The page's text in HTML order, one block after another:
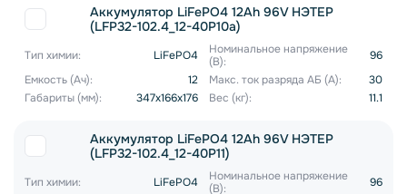
Аккумулятор LiFePO4 12Ah 96V НЭТЕР
(LFP32-102.4_12-40P10a)
Тип химии: LiFePO4
Номинальное напряжение
(В):
96
Емкость (Ач):
12 Макс. ток разряда АБ (А):
30
Габариты (мм):
347x166x176 Вес (кг): 11.1
Аккумулятор LiFePO4 12Ah 96V НЭТЕР
(LFP32-102.4_12-40P11)
Тип химии: LiFePO4
Номинальное напряжение
(В):
96